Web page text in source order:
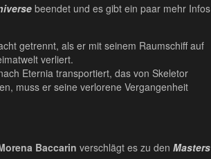
beendet und es gibt ein paar mehr Infos
getrennt, als er mit seinem Raumschiff auf
verliert.
Eternia transportiert, das von Skeletor
muss er seine verlorene Vergangenheit
Baccarin verschlägt es zu den Masters